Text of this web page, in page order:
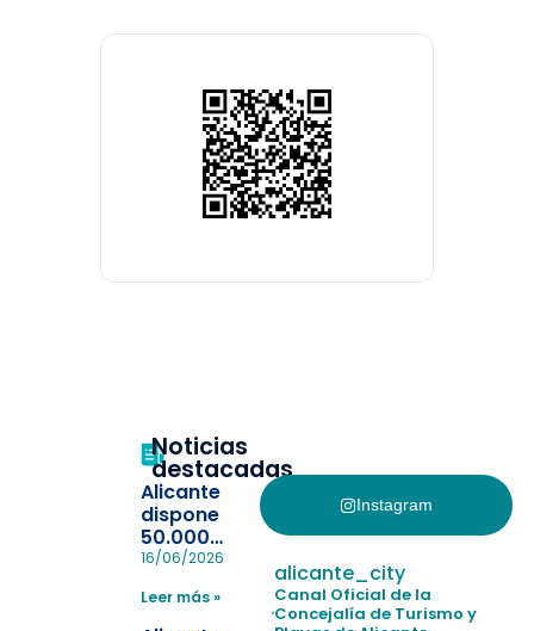
Noticias
destacadas
Alicante
dispone
50.000
pulseras
la
16/06/2026
Leer más »
Instagram
alicante_city
Canal Oficial de la
Concejalía de Turismo y